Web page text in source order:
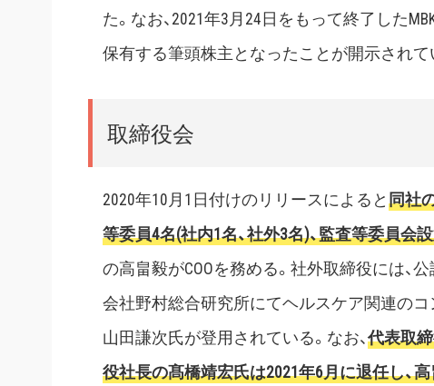
た。なお、2021年3月24日をもって終了した
保有する筆頭株主となったことが開示されて
取締役会
2020年10月1日付けのリリースによると同社
等委員4名(社内1名、社外3名)、監査等委員会
の高畠毅がCOOを務める。社外取締役には
会社野村総合研究所にてヘルスケア関連の
山田謙次氏が登用されている。なお、代表取
役社長の髙橋靖宏氏は2021年6月に退任し、